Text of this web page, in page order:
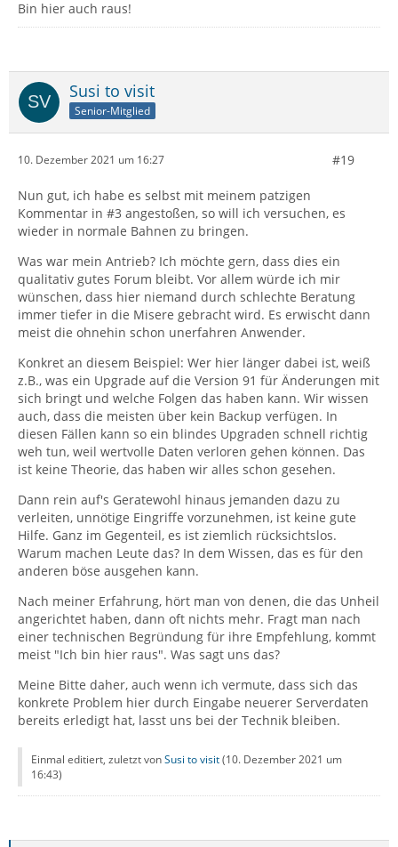
Bin hier auch raus!
Susi to visit
Senior-Mitglied
10. Dezember 2021 um 16:27 #19
Nun gut, ich habe es selbst mit meinem patzigen
Kommentar in #3 angestoßen, so will ich versuchen, es
wieder in normale Bahnen zu bringen.
Was war mein Antrieb? Ich möchte gern, dass dies ein
qualitativ gutes Forum bleibt. Vor allem würde ich mir
wünschen, dass hier niemand durch schlechte Beratung
immer tiefer in die Misere gebracht wird. Es erwischt dann
meist die ohnehin schon unerfahren Anwender.
Konkret an diesem Beispiel: Wer hier länger dabei ist, weiß
z.B., was ein Upgrade auf die Version 91 für Änderungen mit
sich bringt und welche Folgen das haben kann. Wir wissen
auch, dass die meisten über kein Backup verfügen. In
diesen Fällen kann so ein blindes Upgraden schnell richtig
weh tun, weil wertvolle Daten verloren gehen können. Das
ist keine Theorie, das haben wir alles schon gesehen.
Dann rein auf's Geratewohl hinaus jemanden dazu zu
verleiten, unnötige Eingriffe vorzunehmen, ist keine gute
Hilfe. Ganz im Gegenteil, es ist ziemlich rücksichtslos.
Warum machen Leute das? In dem Wissen, das es für den
anderen böse ausgehen kann.
Nach meiner Erfahrung, hört man von denen, die das Unheil
angerichtet haben, dann oft nichts mehr. Fragt man nach
einer technischen Begründung für ihre Empfehlung, kommt
meist "Ich bin hier raus". Was sagt uns das?
Meine Bitte daher, auch wenn ich vermute, dass sich das
konkrete Problem hier durch Eingabe neuerer Serverdaten
bereits erledigt hat, lasst uns bei der Technik bleiben.
Einmal editiert, zuletzt vonSusi to visit(10. Dezember 2021 um
16:43)